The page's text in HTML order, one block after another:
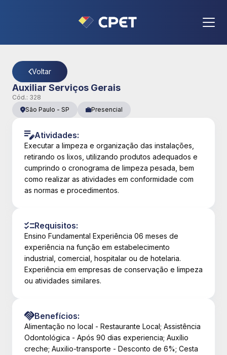
Voltar
Auxiliar Serviços Gerais
Cód.: 328
São Paulo - SP Presencial
Atividades:
Executar a limpeza e organização das instalações,
retirando os lixos, utilizando produtos adequados e
cumprindo o cronograma de limpeza pesada, bem
como realizar as atividades em conformidade com
as normas e procedimentos.
Requisitos:
Ensino Fundamental Experiência 06 meses de
experiência na função em estabelecimento
industrial, comercial, hospitalar ou de hotelaria.
Experiência em empresas de conservação e limpeza
ou atividades similares.
Benefícios:
Alimentação no local - Restaurante Local; Assistência
Odontológica - Após 90 dias experiencia; Auxílio
creche; Auxilio-transporte - Desconto de 6%; Cesta